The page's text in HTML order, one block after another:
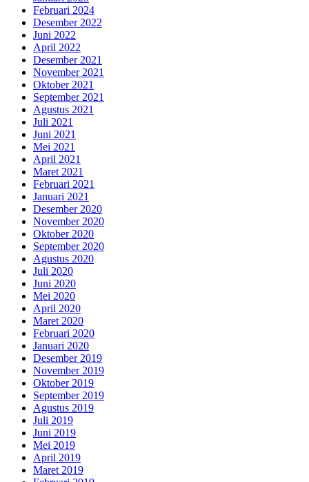
Februari 2024
Desember 2022
Juni 2022
April 2022
Desember 2021
November 2021
Oktober 2021
September 2021
Agustus 2021
Juli 2021
Juni 2021
Mei 2021
April 2021
Maret 2021
Februari 2021
Januari 2021
Desember 2020
November 2020
Oktober 2020
September 2020
Agustus 2020
Juli 2020
Juni 2020
Mei 2020
April 2020
Maret 2020
Februari 2020
Januari 2020
Desember 2019
November 2019
Oktober 2019
September 2019
Agustus 2019
Juli 2019
Juni 2019
Mei 2019
April 2019
Maret 2019